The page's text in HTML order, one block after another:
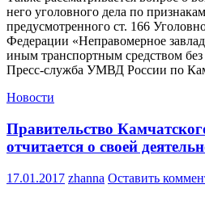
него уголовного дела по
предусмотренного ст. 166
Федерации «Неправомерное
иным транспортным средством
Пресс-служба УМВД России по
Новости
Правительство
отчитается о своей
17.01.2017 zhanna Оставить